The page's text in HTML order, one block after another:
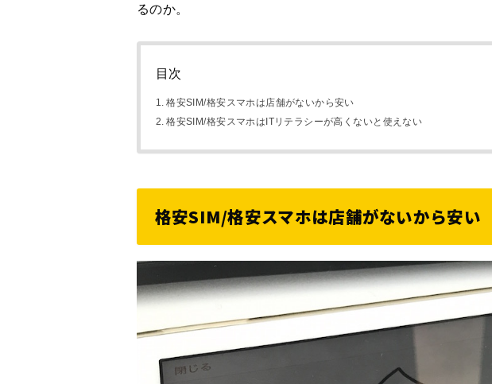
るのか。
目次
格安SIM/格安スマホは店舗がないから安い
格安SIM/格安スマホはITリテラシーが高くないと使えない
格安SIM/格安スマホは店舗がないから安い